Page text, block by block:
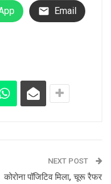
Email
NEXT POST
कोरोना पॉजिटिव मिला, चूरू रैफर